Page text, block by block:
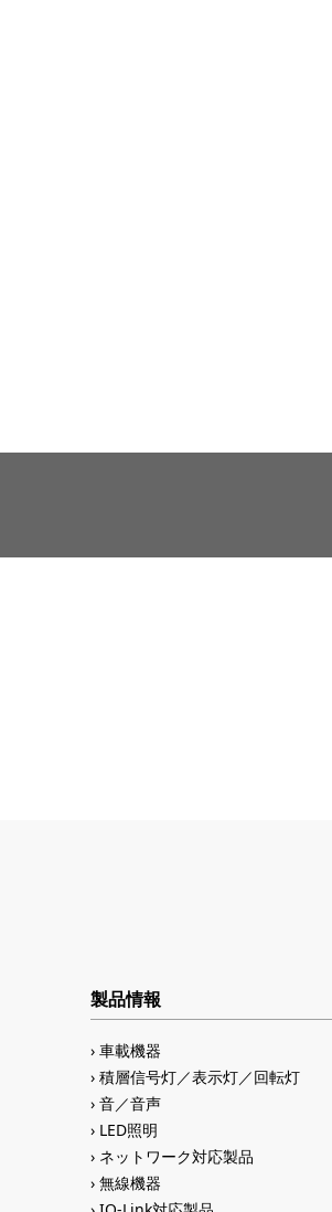
製品情報
車載機器
積層信号灯／表示灯／回転灯
音／音声
LED照明
ネットワーク対応製品
無線機器